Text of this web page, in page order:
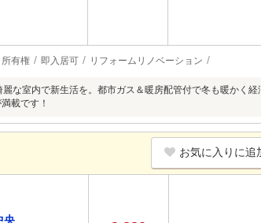
所有権 即入居可 リフォームリノベーション
な室内で新生活を。都市ガス＆暖房配管付で冬も暖かく
載です！
お気に入りに追
央